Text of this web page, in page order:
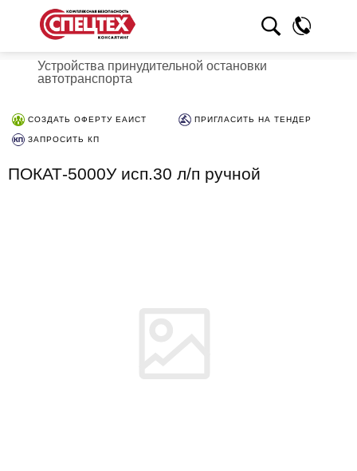
Устройства принудительной остановки
автотранспорта
СОЗДАТЬ ОФЕРТУ ЕАИСТ ПРИГЛАСИТЬ НА ТЕНДЕР
ЗАПРОСИТЬ КП
ПОКАТ-5000У исп.30 л/п ручной